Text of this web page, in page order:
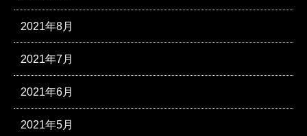
2021年8月
2021年7月
2021年6月
2021年5月